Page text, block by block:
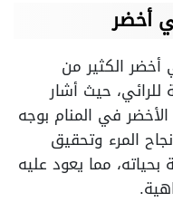
أخضر
الكثير من
للرائي، حيث أشار
في المنام بوجه
المرء وتحقيق
مما يعود عليه